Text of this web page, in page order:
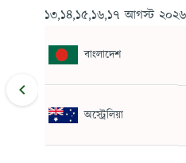
১৩,১৪,১৫,১৬,১৭ আগস্ট
বাংলাদেশ
অস্ট্রেলিয়া